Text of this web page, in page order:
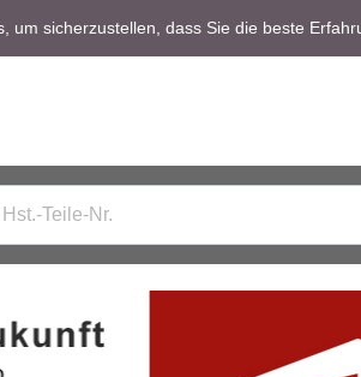
um sicherzustellen, dass Sie die beste